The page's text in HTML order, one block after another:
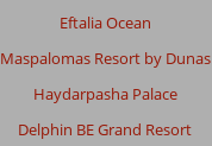
Eftalia Ocean
Maspalomas Resort by Dunas
Haydarpasha Palace
Delphin BE Grand Resort